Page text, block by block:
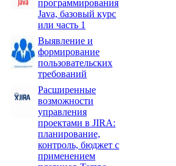
программирования
Java, базовый курс
или часть 1
Выявление и
формирование
пользовательских
требований
Расширенные
возможности
управления
проектами в JIRA:
планирование,
контроль, бюджет с
применением